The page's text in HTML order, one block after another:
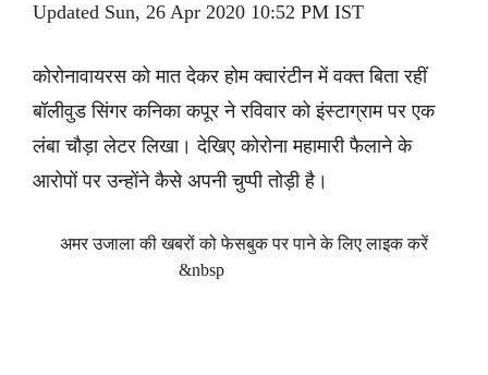
Updated Sun, 26 Apr 2020 10:52 PM IST
कोरोनावायरस को मात देकर होम क्वारंटीन में वक्त बिता रहीं
बॉलीवुड सिंगर कनिका कपूर ने रविवार को इंस्टाग्राम पर एक
लंबा चौड़ा लेटर लिखा। देखिए कोरोना महामारी फैलाने के
आरोपों पर उन्होंने कैसे अपनी चुप्पी तोड़ी है।
अमर उजाला की खबरों को फेसबुक पर पाने के लिए लाइक करें
&nbsp